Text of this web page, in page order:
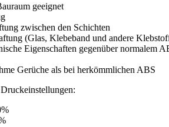
geeignet
zwischen den Schichten
(Glas, Klebeband und andere
Eigenschaften gegenüber normalem
Gerüche als bei herkömmlichen ABS